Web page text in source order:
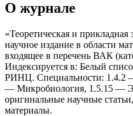
О журнале
«Теоретическая и
научное издание в области
входящее в перечень ВАК
Индексируется в: Белый
РИНЦ. Специальности: 1.4.2
— Микробиология, 1.5.15 —
оригинальные научные
материалы.